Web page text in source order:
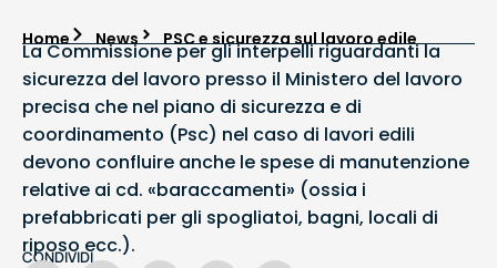
Home News PSC e sicurezza sul lavoro edile
La Commissione per gli interpelli riguardanti la
sicurezza del lavoro presso il Ministero del lavoro
precisa che nel piano di sicurezza e di
coordinamento (Psc) nel caso di lavori edili
devono confluire anche le spese di manutenzione
relative ai cd. «baraccamenti» (ossia i
prefabbricati per gli spogliatoi, bagni, locali di
riposo ecc.).
CONDIVIDI